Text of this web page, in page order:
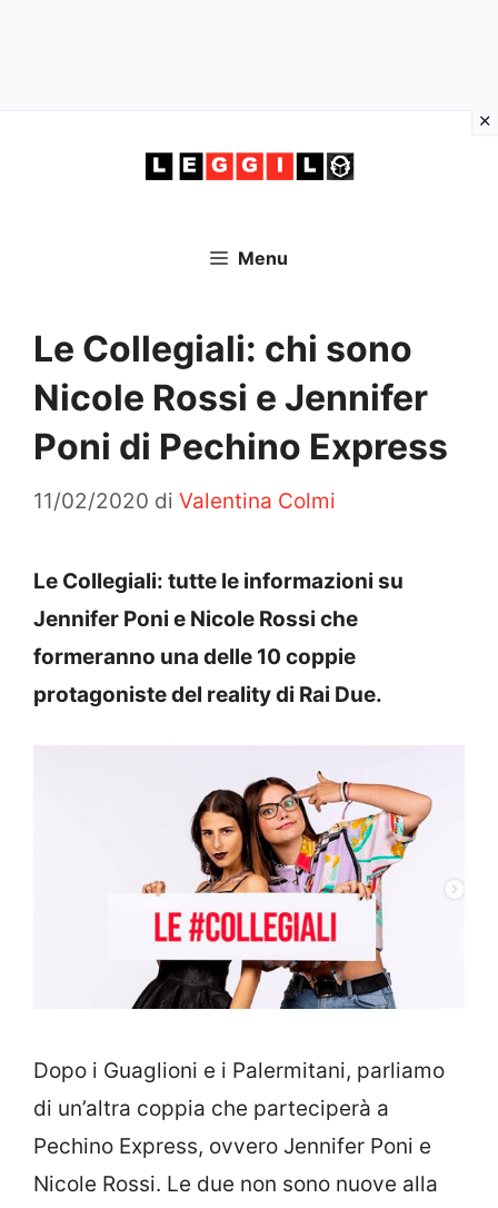
Menu
Le Collegiali: chi sono
Nicole Rossi e Jennifer
Poni di Pechino Express
11/02/2020 di Valentina Colmi
Le Collegiali: tutte le informazioni su
Jennifer Poni e Nicole Rossi che
formeranno una delle 10 coppie
protagoniste del reality di Rai Due.
Dopo i Guaglioni e i Palermitani, parliamo
di un’altra coppia che parteciperà a
Pechino Express, ovvero Jennifer Poni e
Nicole Rossi. Le due non sono nuove alla